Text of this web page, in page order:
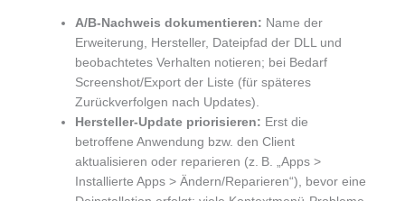
A/B-Nachweis dokumentieren: Name der
Erweiterung, Hersteller, Dateipfad der DLL und
beobachtetes Verhalten notieren; bei Bedarf
Screenshot/Export der Liste (für späteres
Zurückverfolgen nach Updates).
Hersteller-Update priorisieren: Erst die
betroffene Anwendung bzw. den Client
aktualisieren oder reparieren (z. B. „Apps >
Installierte Apps > Ändern/Reparieren“), bevor eine